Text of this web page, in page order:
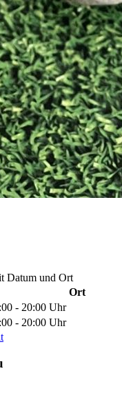
Datum und Ort
Ort
- 20:00 Uhr
- 20:00 Uhr